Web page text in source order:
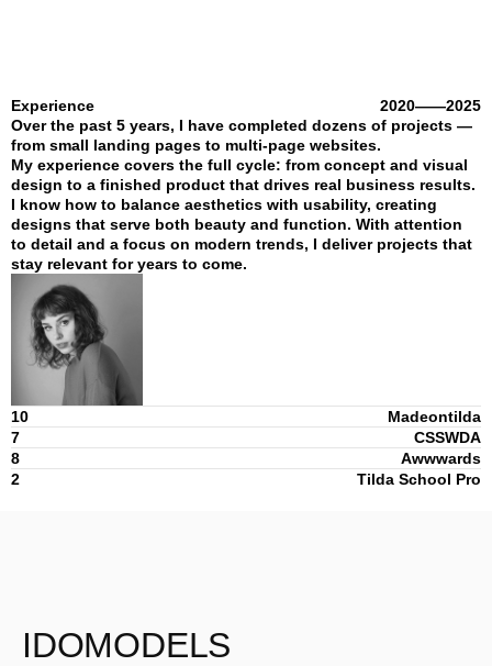
Experience
2020——2025
Over the past 5 years, I have completed dozens of projects —
from small landing pages to multi-page websites.
My experience covers the full cycle: from concept and visual
design to a finished product that drives real business results.
I know how to balance aesthetics with usability, creating
designs that serve both beauty and function. With attention
to detail and a focus on modern trends, I deliver projects that
stay relevant for years to come.
10
Madeontilda
7
CSSWDA
8
Awwwards
2
Tilda School Pro
IDOMODELS